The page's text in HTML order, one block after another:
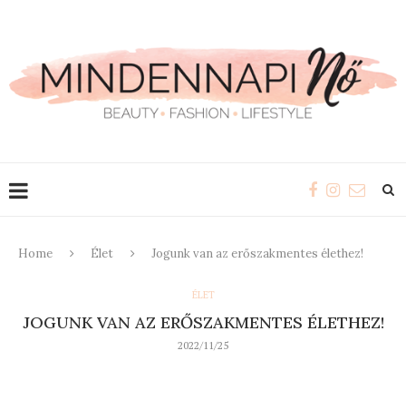
Home Élet Jogunk van az erőszakmentes élethez!
ÉLET
JOGUNK VAN AZ ERŐSZAKMENTES ÉLETHEZ!
2022/11/25